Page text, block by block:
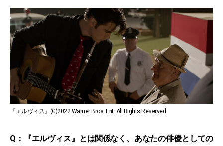
『エルヴィス』(C)2022 Warner Bros. Ent. All Rights Reserved
Q：『エルヴィス』とは関係なく、あなたの俳優としての